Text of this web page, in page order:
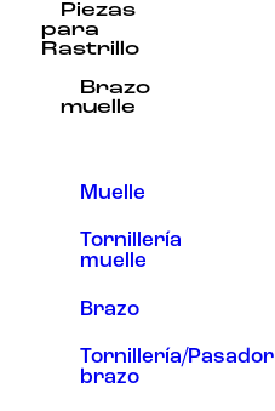
Piezas
para
Rastrillo
Brazo
muelle
Muelle
Tornillería
muelle
Brazo
Tornillería/Pasador
brazo